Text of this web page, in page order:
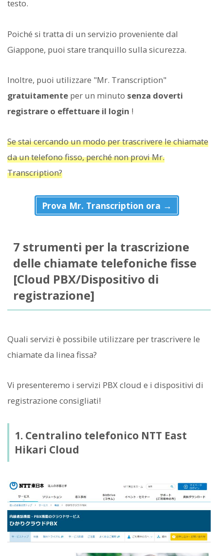
testo.
Poiché si tratta di un servizio proveniente dal
Giappone, puoi stare tranquillo sulla sicurezza.
Inoltre, puoi utilizzare "Mr. Transcription"
gratuitamente per un minuto senza doverti
registrare o effettuare il login !
Se stai cercando un modo per trascrivere le chiamate
da un telefono fisso, perché non provi Mr.
Transcription?
Prova Mr. Transcription ora →
7 strumenti per la trascrizione
delle chiamate telefoniche fisse
[Cloud PBX/Dispositivo di
registrazione]
Quali servizi è possibile utilizzare per trascrivere le
chiamate da linea fissa?
Vi presenteremo i servizi PBX cloud e i dispositivi di
registrazione consigliati!
1. Centralino telefonico NTT East
Hikari Cloud